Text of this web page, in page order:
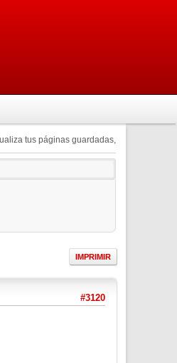
tus páginas guardadas,
IMPRIMIR
#3120